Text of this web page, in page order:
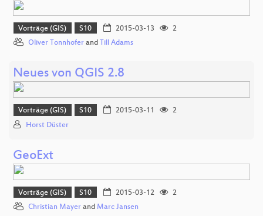
Vorträge (GIS) S10 2015-03-13
2
Oliver Tonnhofer and Till Adams
Neues von QGIS 2.8
Vorträge (GIS) S10 2015-03-11
2
Horst Düster
GeoExt
Vorträge (GIS) S10 2015-03-12
2
Christian Mayer and Marc Jansen